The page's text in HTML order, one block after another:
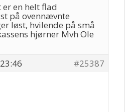
er en helt flad
på ovennævnte
løst, hvilende på små
hjørner Mvh Ole
#25387